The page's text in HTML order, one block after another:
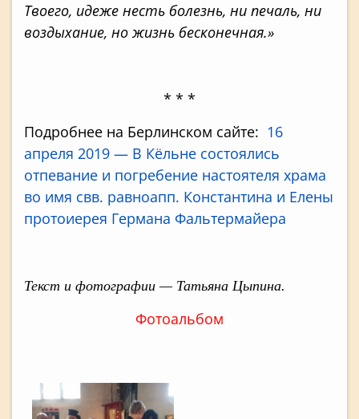
Твоего, идеже несть болезнь, ни печаль, ни
воздыхание, но жизнь бесконечная.»
* * *
Подробнее на Берлинском сайте: 16
апреля 2019 — В Кёльне состоялись
отпевание и погребение настоятеля храма
во имя свв. равноапп. Константина и Елены
протоиерея Германа Фальтермайера
Текст и фотографии — Татьяна Цыпина.
Фотоальбом